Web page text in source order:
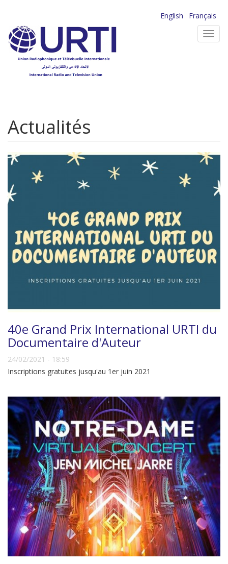
contenu
principal
English
Français
Actualités
40e Grand Prix International URTI du
Documentaire d'Auteur
24/02/2021 - 18:59
Inscriptions gratuites jusqu'au 1er juin 2021